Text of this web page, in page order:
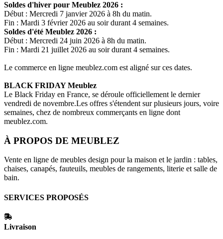
Soldes d'hiver pour Meublez 2026 :
Début : Mercredi 7 janvier 2026 à 8h du matin.
Fin : Mardi 3 février 2026 au soir durant 4 semaines.
Soldes d'été Meublez 2026 :
Début : Mercredi 24 juin 2026 à 8h du matin.
Fin : Mardi 21 juillet 2026 au soir durant 4 semaines.
Le commerce en ligne meublez.com est aligné sur ces dates.
BLACK FRIDAYMeublez
Le Black Friday en France, se déroule officiellement le dernier
vendredi de novembre.Les offres s'étendent sur plusieurs jours, voire
semaines, chez de nombreux commerçants en ligne dont
meublez.com.
À PROPOS DE MEUBLEZ
Vente en ligne de meubles design pour la maison et le jardin : tables,
chaises, canapés, fauteuils, meubles de rangements, literie et salle de
bain.
SERVICES PROPOSÉS
Livraison